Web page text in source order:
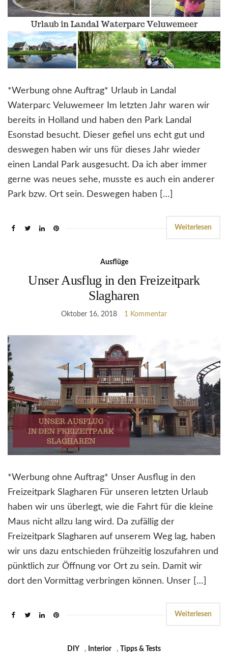
*Werbung ohne Auftrag* Urlaub in Landal
Waterparc Veluwemeer Im letzten Jahr waren wir
bereits in Holland und haben den Park Landal
Esonstad besucht. Dieser gefiel uns echt gut und
deswegen haben wir uns für dieses Jahr wieder
einen Landal Park ausgesucht. Da ich aber immer
gerne was neues sehe, musste es auch ein anderer
Park bzw. Ort sein. Deswegen haben […]
Weiterlesen
Ausflüge
Unser Ausflug in den Freizeitpark
Slagharen
Oktober 16, 2018 1 Kommentar
*Werbung ohne Auftrag* Unser Ausflug in den
Freizeitpark Slagharen Für unseren letzten Urlaub
haben wir uns überlegt, wie die Fahrt für die kleine
Maus nicht allzu lang wird. Da zufällig der
Freizeitpark Slagharen auf unserem Weg lag, haben
wir uns dazu entschieden frühzeitig loszufahren und
pünktlich zur Öffnung vor Ort zu sein. Damit wir
dort den Vormittag verbringen können. Unser […]
Weiterlesen
DIY , Interior , Tipps & Tests